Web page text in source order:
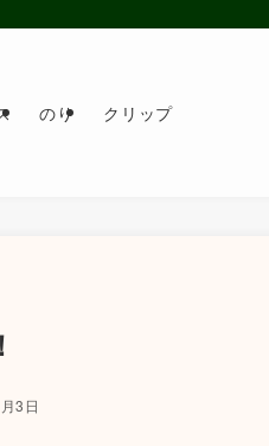
のり クリップ
3日